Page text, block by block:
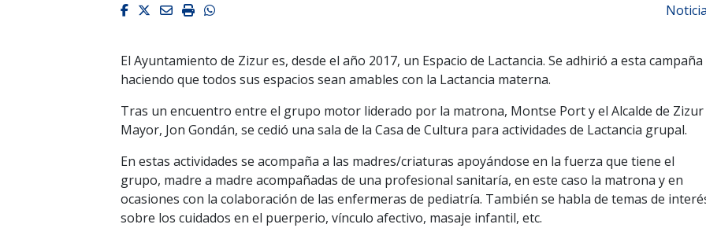
Facebook
Twitter
EmailImprimirWhatsapp
El Ayuntamiento de Zizur es, desde el año 2017, un Espacio de Lactancia. Se adhirió a esta campaña
haciendo que todos sus espacios sean amables con la Lactancia materna.
Tras un encuentro entre el grupo motor liderado por la matrona, Montse Port y el Alcalde de Zizur
Mayor, Jon Gondán, se cedió una sala de la Casa de Cultura para actividades de Lactancia grupal.
En estas actividades se acompaña a las madres/criaturas apoyándose en la fuerza que tiene el
grupo, madre a madre acompañadas de una profesional sanitaría, en este caso la matrona y en
ocasiones con la colaboración de las enfermeras de pediatría. También se habla de temas de
sobre los cuidados en el puerperio, vínculo afectivo, masaje infantil, etc.